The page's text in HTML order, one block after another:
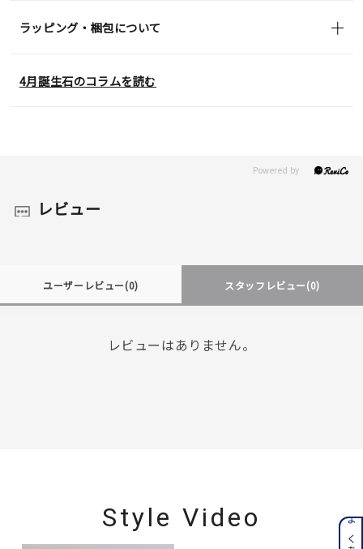
ラッピング・梱包について
4月誕生石のコラムを読む
レビュー
ユーザーレビュー(0) スタッフレビュー(0)
レビューはありません。
Style Video